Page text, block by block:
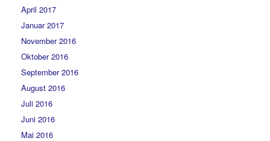
April 2017
Januar 2017
November 2016
Oktober 2016
September 2016
August 2016
Juli 2016
Juni 2016
Mai 2016